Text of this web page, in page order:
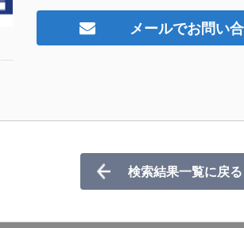
メールでお問い
検索結果一覧に戻る